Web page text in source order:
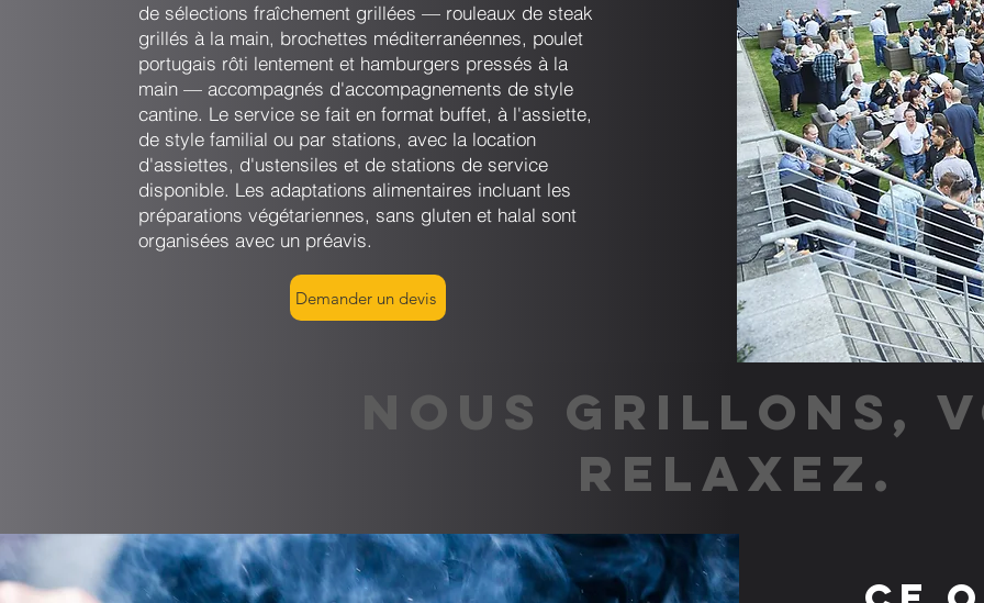
de sélections fraîchement grillées — rouleaux de steak
grillés à la main, brochettes méditerranéennes, poulet
portugais rôti lentement et hamburgers pressés à la
main — accompagnés d'accompagnements de style
cantine. Le service se fait en format buffet, à l'assiette,
de style familial ou par stations, avec la location
d'assiettes, d'ustensiles et de stations de service
disponible. Les adaptations alimentaires incluant les
préparations végétariennes, sans gluten et halal sont
organisées avec un préavis.
Demander un devis
NOUS GRILLONS,
RELAXEZ.